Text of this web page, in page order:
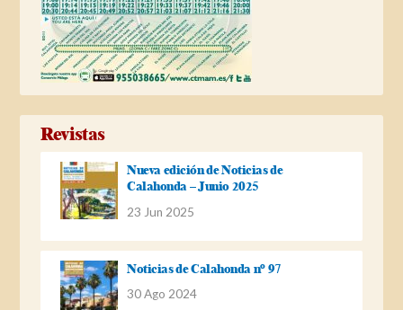
Revistas
Nueva edición de Noticias de
Calahonda – Junio 2025
23 Jun 2025
Noticias de Calahonda nº 97
30 Ago 2024